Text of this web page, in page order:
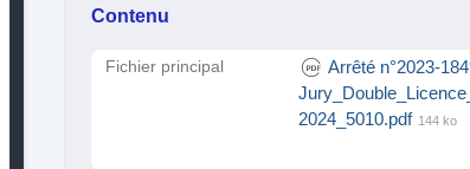
Contenu
Fichier principal
Arrêté n°2023-
2024_5010.pdf 144 ko